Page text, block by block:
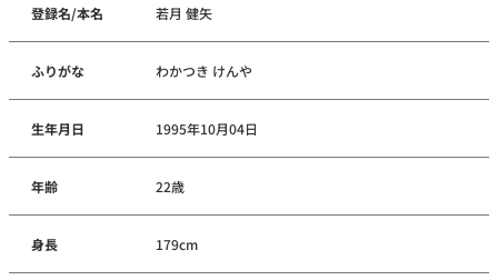
登録名/本名 若月 健矢
ふりがな わかつき けんや
生年月日 1995年10月04日
年齢 22歳
身長 179cm